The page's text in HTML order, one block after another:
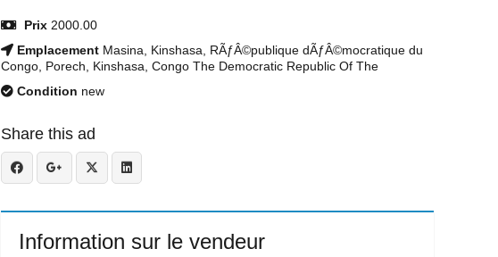
Prix 2000.00
Emplacement Masina, Kinshasa, RÃƒÂ©publique dÃƒÂ©mocratique du
Congo, Porech, Kinshasa, Congo The Democratic Republic Of The
Condition new
Share this ad
Information sur le vendeur